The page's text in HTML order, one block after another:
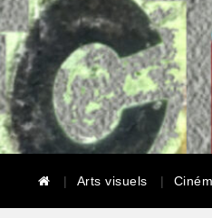
Arts visuels